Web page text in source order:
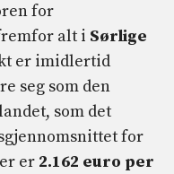
for
alt i Sørlige
er imidlertid
seg som den
som det
for
er 2.162 euro per